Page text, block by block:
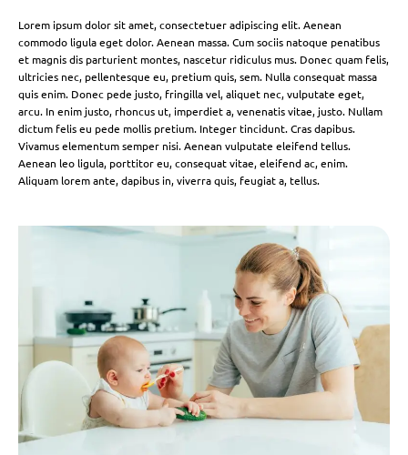
Lorem ipsum dolor sit amet, consectetuer adipiscing elit. Aenean
commodo ligula eget dolor. Aenean massa. Cum sociis natoque penatibus
et magnis dis parturient montes, nascetur ridiculus mus. Donec quam felis,
ultricies nec, pellentesque eu, pretium quis, sem. Nulla consequat massa
quis enim. Donec pede justo, fringilla vel, aliquet nec, vulputate eget,
arcu. In enim justo, rhoncus ut, imperdiet a, venenatis vitae, justo. Nullam
dictum felis eu pede mollis pretium. Integer tincidunt. Cras dapibus.
Vivamus elementum semper nisi. Aenean vulputate eleifend tellus.
Aenean leo ligula, porttitor eu, consequat vitae, eleifend ac, enim.
Aliquam lorem ante, dapibus in, viverra quis, feugiat a, tellus.